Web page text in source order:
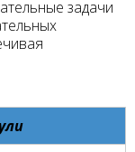
задачи